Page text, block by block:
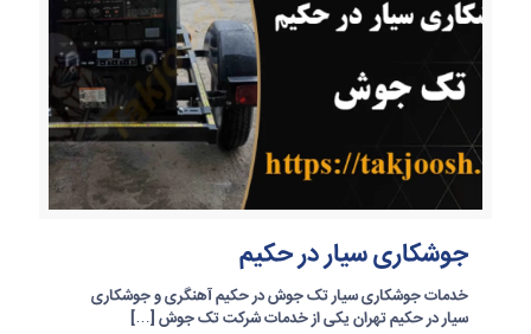
جوشکاری سیار در حکیم
خدمات جوشکاری سیار تک جوش در حکیم آهنگری و جوشکاری
سیار در حکیم تهران یکی از خدمات شرکت تک جوش […]